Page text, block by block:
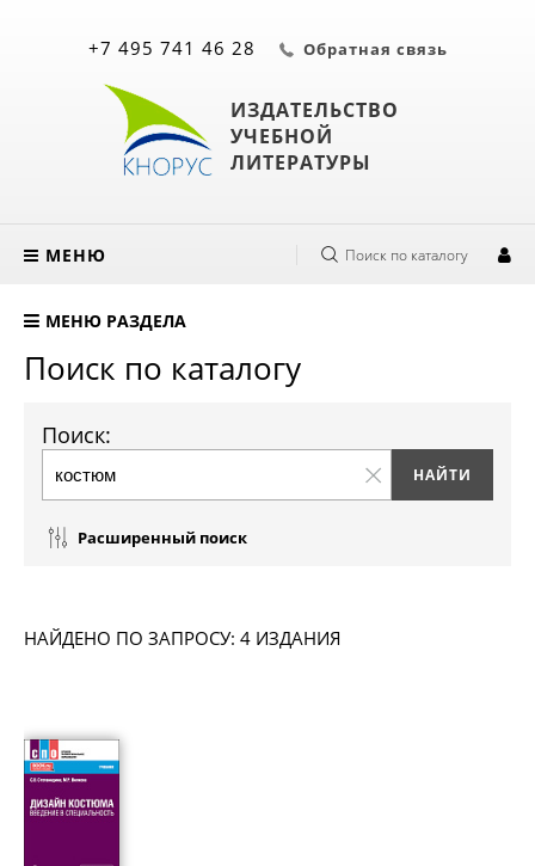
ИЗДАТЕЛЬСТВО
УЧЕБНОЙ
ЛИТЕРАТУРЫ
+7 495 741 46 28 Обратная связь
МЕНЮ Поиск по каталогу
МЕНЮ РАЗДЕЛА
Поиск по каталогу
Поиск:
Расширенный поиск
НАЙДЕНО ПО ЗАПРОСУ: 4 ИЗДАНИЯ